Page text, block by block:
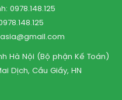
0978.148.125
Hà Nội (Bộ phận Kế Toán)
Dịch, Cầu Giấy, HN